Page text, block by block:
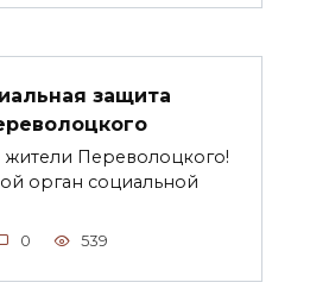
защита
Переволоцкого!
орган социальной
0 539